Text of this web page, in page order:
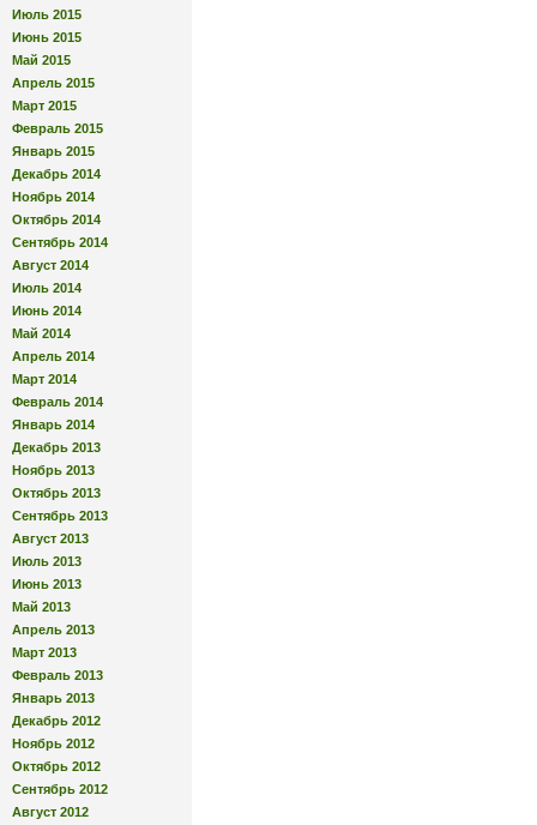
Июль 2015
Июнь 2015
Май 2015
Апрель 2015
Март 2015
Февраль 2015
Январь 2015
Декабрь 2014
Ноябрь 2014
Октябрь 2014
Сентябрь 2014
Август 2014
Июль 2014
Июнь 2014
Май 2014
Апрель 2014
Март 2014
Февраль 2014
Январь 2014
Декабрь 2013
Ноябрь 2013
Октябрь 2013
Сентябрь 2013
Август 2013
Июль 2013
Июнь 2013
Май 2013
Апрель 2013
Март 2013
Февраль 2013
Январь 2013
Декабрь 2012
Ноябрь 2012
Октябрь 2012
Сентябрь 2012
Август 2012